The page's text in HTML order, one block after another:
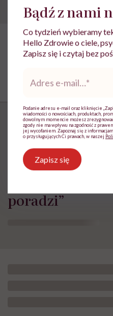
„Opieka
rodzinie to jest
poradzi”
Bądź z nami
Co tydzień wybieramy
Hello Zdrowie o ciele,
Zapisz się i czytaj bez
*
Podanie adresu e-mail oraz kliknięcie
wiadomości o nowościach, produktach,
dowolnym momencie możesz
zgody nie ma wpływu na zgodność z
jej wycofaniem. Zapoznaj się z
o przysługujących Ci prawach, w naszej
Zapisz się